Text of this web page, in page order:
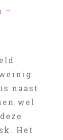
–
naast
wel
Het